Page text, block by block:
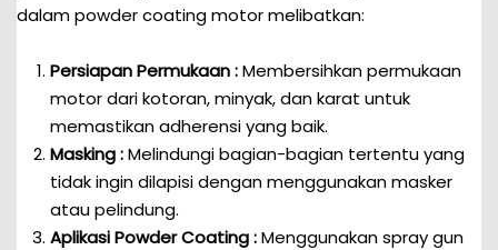
dalam powder coating motor melibatkan:
Persiapan Permukaan :Membersihkan permukaan
motor dari kotoran, minyak, dan karat untuk
memastikan adherensi yang baik.
Masking :Melindungi bagian-bagian tertentu yang
tidak ingin dilapisi dengan menggunakan masker
atau pelindung.
Aplikasi Powder Coating :Menggunakan spray gun